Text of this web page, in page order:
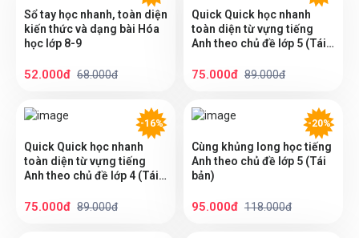
Sổ tay học nhanh, toàn diện
kiến thức và dạng bài Hóa
học lớp 8-9
52.000đ 68.000đ
Quick Quick học nhanh
toàn diện từ vựng tiếng
Anh theo chủ đề lớp 5 (Tái
75.000đ 89.000đ
-16%
Quick Quick học nhanh
toàn diện từ vựng tiếng
Anh theo chủ đề lớp 4 (Tái
75.000đ 89.000đ
-20%
Cùng khủng long học tiếng
Anh theo chủ đề lớp 5 (Tái
bản)
95.000đ 118.000đ